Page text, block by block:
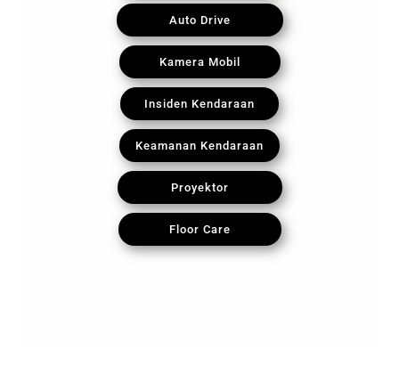
Auto Drive
Kamera Mobil
Insiden Kendaraan
Keamanan Kendaraan
Proyektor
Floor Care